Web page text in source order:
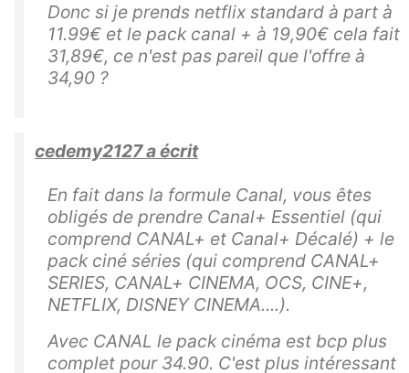
Donc si je prends netflix standard à part à
11.99€ et le pack canal + à 19,90€ cela fait
31,89€, ce n'est pas pareil que l'offre à
34,90 ?
cedemy2127 a écrit
En fait dans la formule Canal, vous êtes
obligés de prendre Canal+ Essentiel (qui
comprend CANAL+ et Canal+ Décalé) + le
pack ciné séries (qui comprend CANAL+
SERIES, CANAL+ CINEMA, OCS, CINE+,
NETFLIX, DISNEY CINEMA....).
Avec CANAL le pack cinéma est bcp plus
complet pour 34.90. C'est plus intéressant